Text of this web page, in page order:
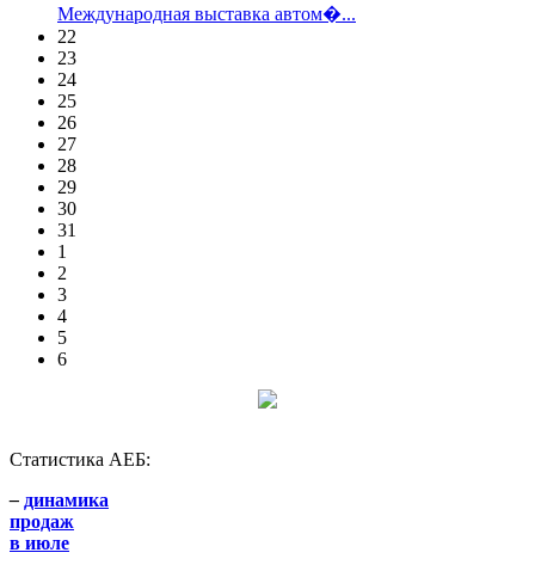
Международная выставка автом�...
22
23
24
25
26
27
28
29
30
31
1
2
3
4
5
6
Статистика АЕБ:
– динамика
продаж
в июле